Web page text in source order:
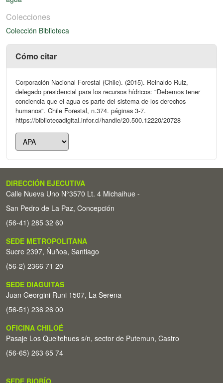
Colecciones
Colección Biblioteca
Cómo citar
Corporación Nacional Forestal (Chile). (2015). Reinaldo Ruiz,
delegado presidencial para los recursos hídricos: "Debemos tener
conciencia que el agua es parte del sistema de los derechos
humanos". Chile Forestal, n.374. páginas 3-7.
https://bibliotecadigital.infor.cl/handle/20.500.12220/20728
DIRECCIÓN EJECUTIVA
Calle Nueva Uno N°3570 Lt. 4 Michaihue -
San Pedro de La Paz, Concepción
(56-41) 285 32 60
SEDE METROPOLITANA
Sucre 2397, Ñuñoa, Santiago
(56-2) 2366 71 20
SEDE DIAGUITAS
Juan Georgini Runi 1507, La Serena
(56-51) 236 26 00
OFICINA CHILOÉ
Pasaje Los Queltehues s/n, sector de Putemun, Castro
(56-65) 263 65 74
SEDE BIOBÍO